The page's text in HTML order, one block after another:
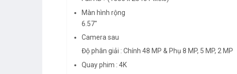
Màn hình rộng
6.57"
Camera sau
Độ phân giải : Chính 48 MP & Phụ 8 MP, 5 MP, 2 MP
Quay phim : 4K